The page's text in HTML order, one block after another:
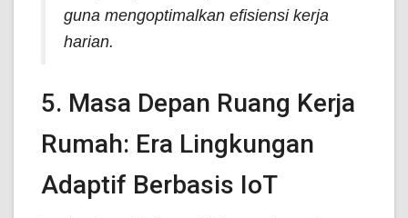
guna mengoptimalkan efisiensi kerja
harian.
5. Masa Depan Ruang Kerja
Rumah: Era Lingkungan
Adaptif Berbasis IoT